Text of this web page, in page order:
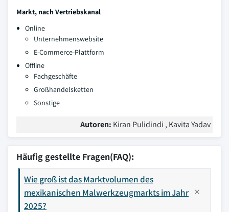
Markt, nach Vertriebskanal
Online
Unternehmenswebsite
E-Commerce-Plattform
Offline
Fachgeschäfte
Großhandelsketten
Sonstige
Autoren: Kiran Pulidindi , Kavita Yadav
Häufig gestellte Fragen(FAQ):
Wie groß ist das Marktvolumen des
mexikanischen Malwerkzeugmarkts im Jahr
2025?